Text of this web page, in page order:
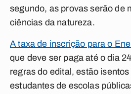
segundo, as provas serão de
ciências da natureza.
A taxa de inscrição para o
que deve ser paga até o dia
regras do edital, estão
estudantes de escolas